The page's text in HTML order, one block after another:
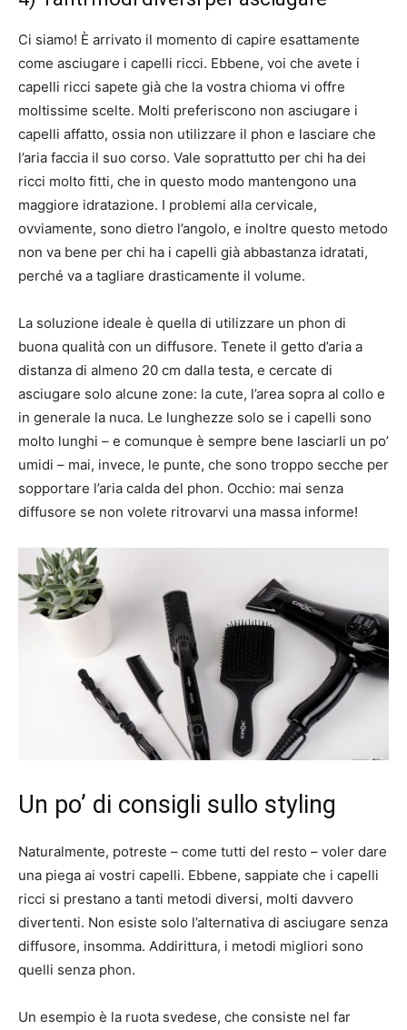
Ci siamo! È arrivato il momento di capire esattamente
come asciugare i capelli ricci. Ebbene, voi che avete i
capelli ricci sapete già che la vostra chioma vi offre
moltissime scelte. Molti preferiscono non asciugare i
capelli affatto, ossia non utilizzare il phon e lasciare che
l’aria faccia il suo corso. Vale soprattutto per chi ha dei
ricci molto fitti, che in questo modo mantengono una
maggiore idratazione. I problemi alla cervicale,
ovviamente, sono dietro l’angolo, e inoltre questo metodo
non va bene per chi ha i capelli già abbastanza idratati,
perché va a tagliare drasticamente il volume.
La soluzione ideale è quella di utilizzare un phon di
buona qualità con un diffusore. Tenete il getto d’aria a
distanza di almeno 20 cm dalla testa, e cercate di
asciugare solo alcune zone: la cute, l’area sopra al collo e
in generale la nuca. Le lunghezze solo se i capelli sono
molto lunghi – e comunque è sempre bene lasciarli un po’
umidi – mai, invece, le punte, che sono troppo secche per
sopportare l’aria calda del phon. Occhio: mai senza
diffusore se non volete ritrovarvi una massa informe!
Un po’ di consigli sullo styling
Naturalmente, potreste – come tutti del resto – voler dare
una piega ai vostri capelli. Ebbene, sappiate che i capelli
ricci si prestano a tanti metodi diversi, molti davvero
divertenti. Non esiste solo l’alternativa di asciugare senza
diffusore, insomma. Addirittura, i metodi migliori sono
quelli senza phon.
Un esempio è la ruota svedese, che consiste nel far